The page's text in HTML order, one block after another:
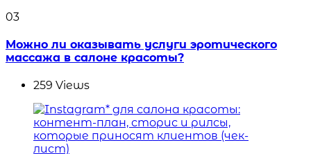
03
Можно ли оказывать услуги эротического
массажа в салоне красоты?
259 Views